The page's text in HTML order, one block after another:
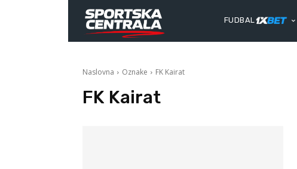
FUDBAL
Naslovna Oznake FK Kairat
FK Kairat